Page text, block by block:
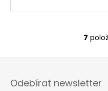
7
Z
Odebírat newsletter